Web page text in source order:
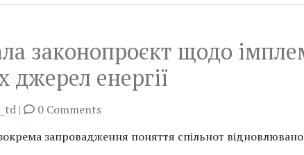
законопроєкт щодо
джерел енергії
|
0 Comments
запровадження поняття спільнот